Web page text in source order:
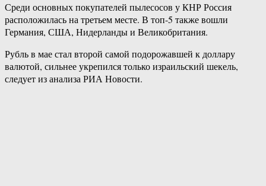
Среди основных покупателей пылесосов у КНР Россия
расположилась на третьем месте. В топ-5 также вошли
Германия, США, Нидерланды и Великобритания.
Рубль в мае стал второй самой подорожавшей к доллару
валютой, сильнее укрепился только израильский шекель,
следует из анализа РИА Новости.